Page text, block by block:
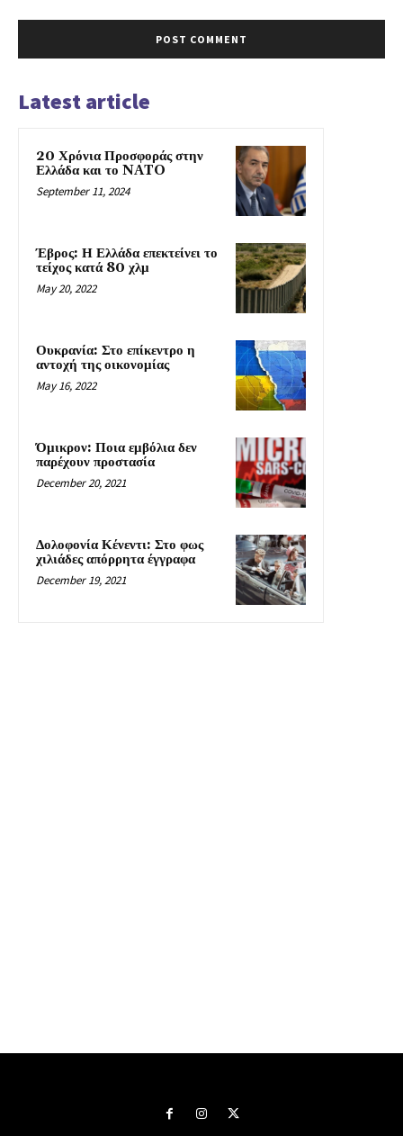
Latest article
20 Χρόνια Προσφοράς στην
Ελλάδα και το NATO
September 11, 2024
Έβρος: Η Ελλάδα επεκτείνει το
τείχος κατά 80 χλμ
May 20, 2022
Ουκρανία: Στο επίκεντρο η
αντοχή της οικονομίας
May 16, 2022
Όμικρον: Ποια εμβόλια δεν
παρέχουν προστασία
December 20, 2021
Δολοφονία Κένεντι: Στο φως
χιλιάδες απόρρητα έγγραφα
December 19, 2021